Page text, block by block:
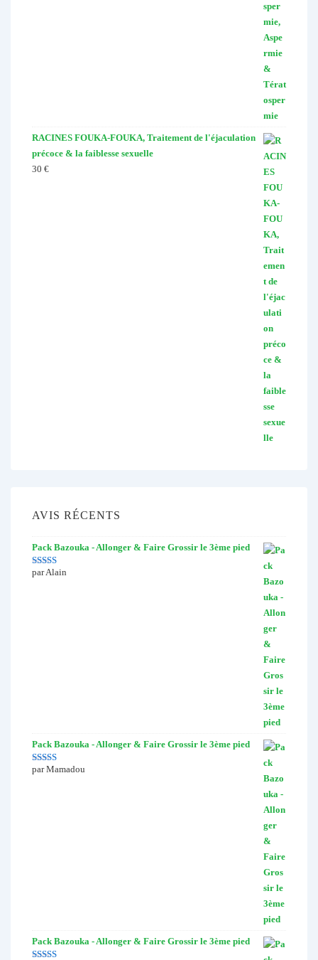
RACINES FOUKA-FOUKA, Traitement de l'éjaculation
précoce & la faiblesse sexuelle
30 €
AVIS RÉCENTS
Pack Bazouka - Allonger & Faire Grossir le 3ème pied
Note5sur 5
par Alain
Pack Bazouka - Allonger & Faire Grossir le 3ème pied
Note5sur 5
par Mamadou
Pack Bazouka - Allonger & Faire Grossir le 3ème pied